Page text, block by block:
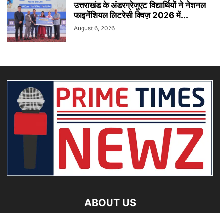
उत्तराखंड के अंडरग्रेजुएट विद्यार्थियों ने नेशनल
फाइनेंशियल लिटरेसी क्विज़ 2026 में...
August 6, 2026
ABOUT US